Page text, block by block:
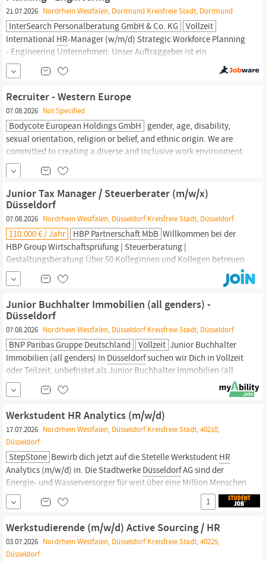
auch darauf...
21.07.2026 Nordrhein Westfalen, Dortmund Kreisfreie Stadt, Dortmund
InterSearch Personalberatung GmbH & Co. KG
Vollzeit
International HR-Manager (w/m/d) Strategic Workforce Planning
- Engineering Unternehmen: Unser Auftraggeber ist ein
traditionsreicher Hersteller von Nutzfahrzeugen und
Komponenten für unterschiedliche Einsatzgebiete und ein Global
Planungshorizont sowie die offene,
Recruiter - Western Europe
07.08.2026 Not Specified
Bodycote European Holdings GmbH gender, age, disability,
sexual orientation, religion or belief, and ethnic origin. We are
committed to creating a diverse and inclusive work environment.
Apply for this job Bodycote European Holdings GmbH
Schiessstraße 68, D-40549
Junior Tax Manager / Steuerberater (m/w/x)
Düsseldorf
07.08.2026 Nordrhein Westfalen, Düsseldorf Kreisfreie Stadt, Düsseldorf
110.000 € / Jahr HBP Partnerschaft MbB Willkommen bei der
HBP Group Wirtschaftsprüfung | Steuerberatung |
Gestaltungsberatung Über 50 Kolleginnen und Kollegen betreuen
unsere zwei Standorte
erfolgreiche Familienunternehmer, vermögende Privatpersonen
Mandanten der erste Ansprechpartner bei...
Junior Buchhalter Immobilien (all genders) -
Düsseldorf
07.08.2026 Nordrhein Westfalen, Düsseldorf Kreisfreie Stadt, Düsseldorf
BNP Paribas Gruppe Deutschland Vollzeit Junior Buchhalter
Immobilien (all genders) In Düsseldorfsuchen wir Dich in Vollzeit
oder Teilzeit, unbefristet als Junior Buchhalter Immobilien (all
genders). BNP Paribas Real Estate - Wer wir sind: Als ein
führender deutscher und internationaler Immobiliendienstleister
bietet BNP Paribas Real Estate maßgeschneiderte Beratung im
gesamten...
Werkstudent HR Analytics (m/w/d)
17.07.2026 Nordrhein Westfalen, Düsseldorf Kreisfreie Stadt, 40210,
Düsseldorf
StepStone Bewirb dich jetzt auf die Stetelle Werkstudent HR
Analytics (m/w/d) in. Die Stadtwerke DüsseldorfAG sind der
Energie- und Wasserversorger für weit über eine Million Menschen
inDüsseldorf
und den angrenzenden Regionen. Immer nah am
Kunden arbeiten wir in den Sparten Strom, Erdgas, Fernwärme,
1
Werkstudierende (m/w/d) Active Sourcing / HR
03.07.2026 Nordrhein Westfalen, Düsseldorf Kreisfreie Stadt, 40225,
Düsseldorf